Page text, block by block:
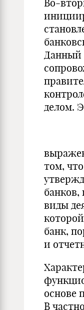
Во-
Данный
делом.
том,
банков,
виды
банк,
и
основе
В